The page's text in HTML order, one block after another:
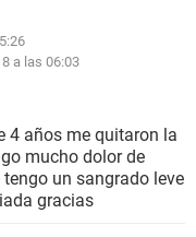
a las 06:03
4 años me quitaron la
mucho dolor de
un sangrado leve
gracias